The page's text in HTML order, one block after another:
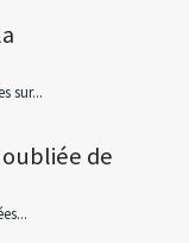
sur...
de